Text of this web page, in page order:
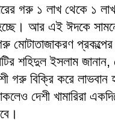
গরু ১ লাখ থেকে ১
আর এই ঈদকে
মোটাতাজাকরণ
শহিদুল ইসলাম
গরু বিক্রি করে
দেশী খামারিরা